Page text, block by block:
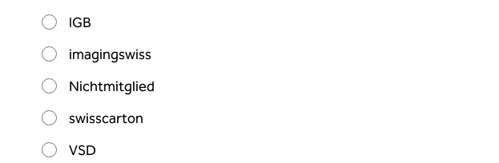
IGB
imagingswiss
Nichtmitglied
swisscarton
VSD